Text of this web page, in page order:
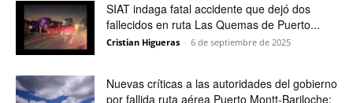
SIAT indaga fatal accidente que dejó dos
fallecidos en ruta Las Quemas de Puerto...
Cristian Higueras - 6 de septiembre de 2025
Nuevas críticas a las autoridades del gobierno
por fallida ruta aérea Puerto Montt-Bariloche: